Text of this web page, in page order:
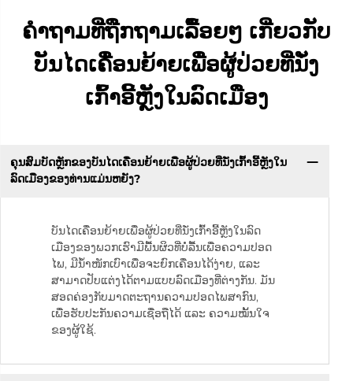
ຄຳຖາມທີ່ຖືກຖາມເລື້ອຍໆ ເກີ່ຍວກັບ
ບັນໄດເຄື່ອນຍ້າຍເພື່ອຜູ້ປ່ວຍທີ່ນັ່ງ
ເກົ້າອີ້ຫຼັງໃນລົດເມືອງ
ຄຸນສົມບັດຫຼັກຂອງບັນໄດເຄື່ອນຍ້າຍເພື່ອຜູ້ປ່ວຍທີ່ນັ່ງເກົ້າອີ້ຫຼັງໃນ
ລົດເມືອງຂອງທ່ານແມ່ນຫຍັງ?
ບັນໄດເຄື່ອນຍ້າຍເພື່ອຜູ້ປ່ວຍທີ່ນັ່ງເກົ້າອີ້ຫຼັງໃນລົດ
ເມືອງຂອງພວກເຮົາມີພື້ນຜິວທີ່ບໍ່ລື້ນເພື່ອຄວາມປອດ
ໄພ, ມີນ້ຳໜັກເບົາເພື່ອຈະຍົກເຄື່ອນໄດ້ງ່າຍ, ແລະ
ສາມາດປັບແຕ່ງໄດ້ຕາມແບບລົດເມືອງທີ່ຕ່າງກັນ. ມັນ
ສອດຄ່ອງກັບມາດຕະຖານຄວາມປອດໄພສາກົນ,
ເພື່ອຮັບປະກັນຄວາມເຊື່ອຖືໄດ້ ແລະ ຄວາມໝັ້ນໃຈ
ຂອງຜູ້ໃຊ້.